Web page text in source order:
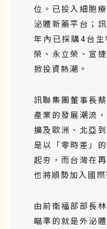
位。已投入細胞
泌體新藥平台；
年內已採購4台
榮、永立榮、宣
掀投資熱潮。
訊聯集團董事長
產業的發展潮流
擴及歐洲、北亞
是以「零時差」
起夯，而台灣在
也將順勢加入國際
由前衛福部部長
瞄準的就是外泌